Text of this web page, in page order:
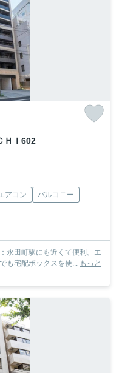
Ｉ 602
アコン
バルコニー
田町駅にも近くて便利。エ
も宅配ボックスを使... もっと